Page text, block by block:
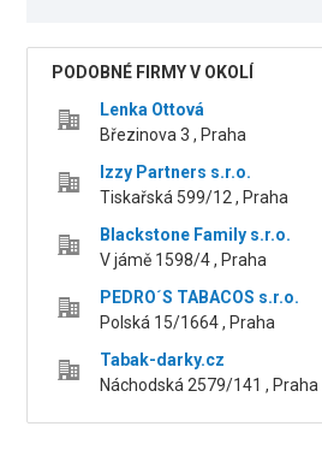
PODOBNÉ FIRMY V OKOLÍ
Lenka Ottová
Březinova 3 , Praha
Izzy Partners s.r.o.
Tiskařská 599/12 , Praha
Blackstone Family s.r.o.
V jámě 1598/4 , Praha
PEDRO´S TABACOS s.r.o.
Polská 15/1664 , Praha
Tabak-darky.cz
Náchodská 2579/141 , Praha